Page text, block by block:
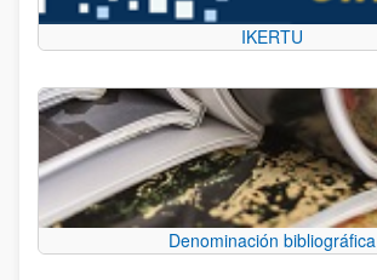
IKERTU
Denominación bibliográfica